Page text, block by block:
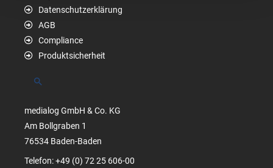
Datenschutzerklärung
AGB
Compliance
Produktsicherheit
Suchen
medialog GmbH & Co. KG
Am Bollgraben 1
76534 Baden-Baden
Telefon: +49 (0) 72 25 606-00